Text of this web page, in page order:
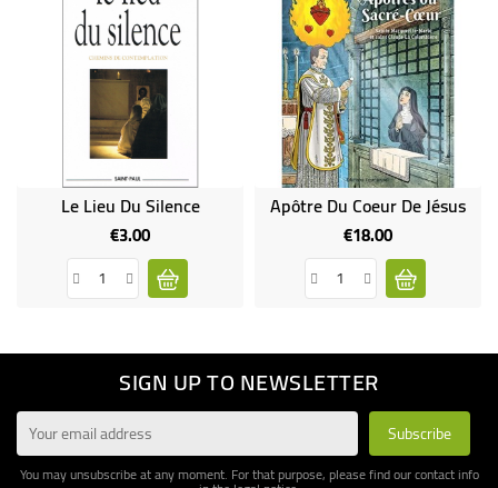
Le Lieu Du Silence
€3.00Price
Apôtre Du Coeur De Jésus
€18.00Price
SIGN UP TO NEWSLETTER
You may unsubscribe at any moment. For that purpose, please find our contact info